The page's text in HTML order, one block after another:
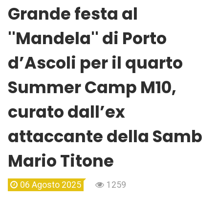
Grande festa al
''Mandela'' di Porto
d’Ascoli per il quarto
Summer Camp M10,
curato dall’ex
attaccante della Samb
Mario Titone
06 Agosto 2025 1259